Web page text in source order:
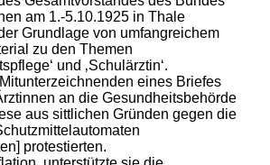
am 1.-5.10.1925 in Thale
Grundlage von umfangreichem
zu den Themen
und ‚Schulärztin‘.
eines Briefes
an die Gesundheitsbehörde
aus sittlichen Gründen gegen die
protestierten.